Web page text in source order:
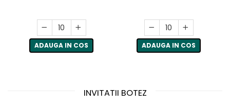
ADAUGA IN COS ADAUGA IN COS
INVITATII BOTEZ